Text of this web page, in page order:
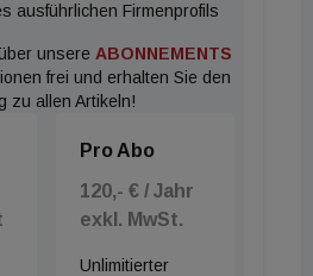
Investoren aus
gehören.
ausführlichen Firmenprofils
unsere ABONNEMENTS
frei und erhalten Sie den
zu allen Artikeln!
Pro Abo
120,- € / Jahr
exkl. MwSt.
Unlimitierter